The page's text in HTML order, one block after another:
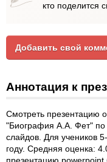
кто поделится
Добавить свой
Аннотация к
Смотреть презентацию
"Биография А.А. Фет" по
слайдов. Для учеников
году. Средняя оценка: